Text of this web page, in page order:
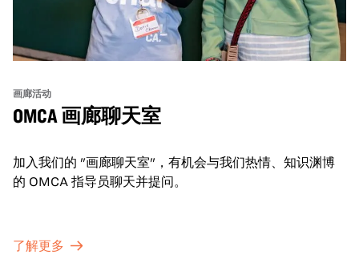
画廊活动
OMCA 画廊聊天室
加入我们的 "画廊聊天室"，有机会与我们热情、知识渊博
的 OMCA 指导员聊天并提问。
了解更多